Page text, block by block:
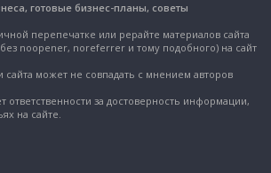
готовые бизнес-планы, советы
перепечатке или рерайте материалов сайта
noopener, noreferrer и тому подобного) на сайт
может не совпадать с мнением авторов
ответственности за достоверность информации,
на сайте.